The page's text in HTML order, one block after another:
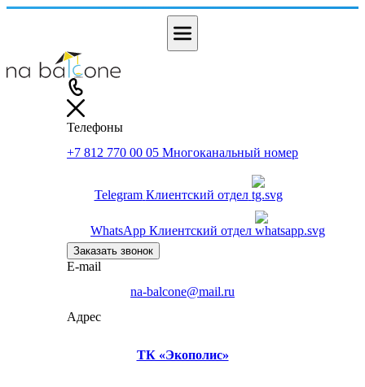
Телефоны
+7 812 770 00 05 Многоканальный номер
Telegram Клиентский отдел
WhatsApp Клиентский отдел
Заказать звонок
E-mail
na-balcone@mail.ru
Адрес
ТК «Экополис»